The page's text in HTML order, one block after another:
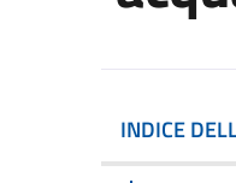
INDICE